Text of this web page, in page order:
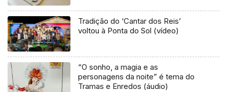
Tradição do ‘Cantar dos Reis’
voltou à Ponta do Sol (vídeo)
“O sonho, a magia e as
personagens da noite” é tema do
Tramas e Enredos (áudio)